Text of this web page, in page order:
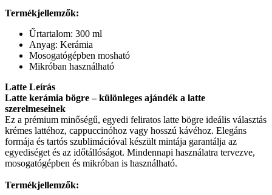
Termékjellemzők:
Űrtartalom: 300 ml
Anyag: Kerámia
Mosogatógépben mosható
Mikróban használható
Latte Leírás
Latte kerámia bögre – különleges ajándék a latte
szerelmeseinek
Ez a prémium minőségű, egyedi feliratos latte bögre ideális választás
krémes lattéhoz, cappuccinóhoz vagy hosszú kávéhoz. Elegáns
formája és tartós szublimációval készült mintája garantálja az
egyediséget és az időtállóságot. Mindennapi használatra tervezve,
mosogatógépben és mikróban is használható.
Termékjellemzők: